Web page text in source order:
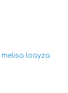
melisa loayza